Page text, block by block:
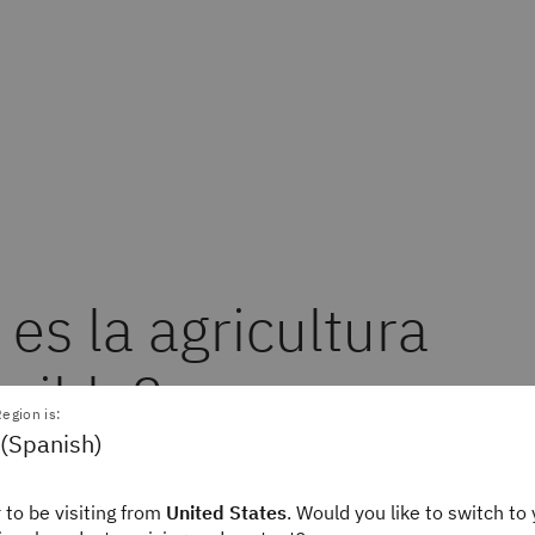
es la agricultura
sostenible es un proceso agrícola que pretende
agrícola y satisfacer las necesidades de fibra,
is:
to be visiting from United States. Would you like to switch to